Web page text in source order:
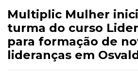
Multiplic Mulher
turma do curso
para formação de
lideranças em